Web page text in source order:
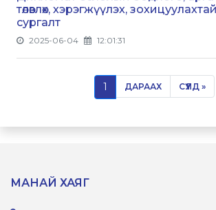
төлөвлөх, хэрэгжүүлэх,
сургалт
2025-06-04 12:01:31
1 ДАРААХ СҮҮЛД »
МАНАЙ ХАЯГ